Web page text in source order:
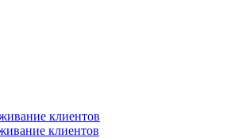
клиентов
клиентов